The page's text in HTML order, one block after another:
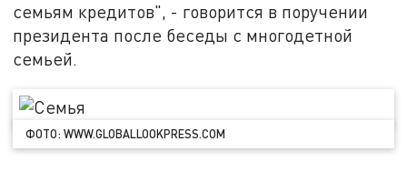
семьям кредитов", - говорится в поручении
президента после беседы с многодетной
семьей.
ФОТО: WWW.GLOBALLOOKPRESS.COM